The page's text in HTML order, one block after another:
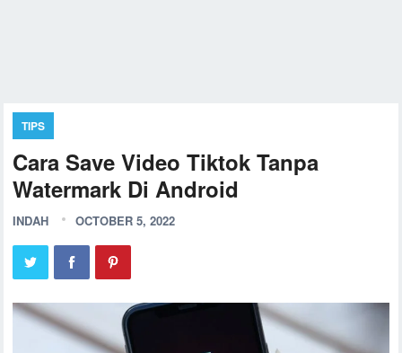
TIPS
Cara Save Video Tiktok Tanpa
Watermark Di Android
INDAH OCTOBER 5, 2022